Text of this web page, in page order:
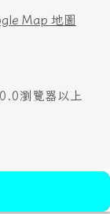
Map 地圖
瀏覽器以上